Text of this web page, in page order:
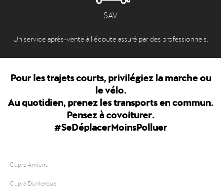
SAV
Un service après-vente à l’écoute assuré par des professionnels.
Pour les trajets courts, privilégiez la marche ou
le vélo.
Au quotidien, prenez les transports en commun.
Pensez à covoiturer.
#SeDéplacerMoinsPolluer
Cupra Amiens
Cupra Dunkerque